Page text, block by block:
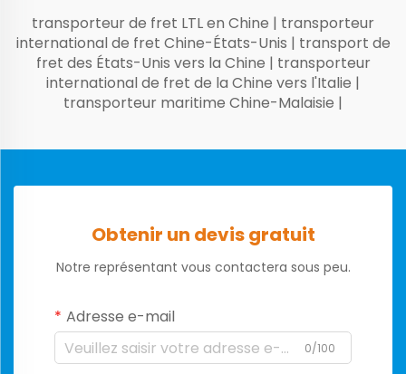
transporteur de fret LTL en Chine | transporteur
international de fret Chine-États-Unis | transport de
fret des États-Unis vers la Chine | transporteur
international de fret de la Chine vers l'Italie |
transporteur maritime Chine-Malaisie |
Obtenir un devis gratuit
Notre représentant vous contactera sous peu.
Adresse e-mail
0/100